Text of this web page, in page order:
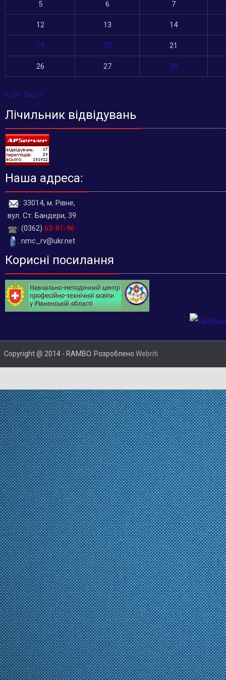
5 6 7
12 13 14
19 20 21
26 27 28
« Січ Бер »
Лічильник відвідувань
Наша адреса:
: 33014, м. Рівне,
вул. Ст. Бандери, 39
: (0362) 63-81-96
: nmc_rv@ukr.net
Корисні посилання
Copyright @ 2014 - RAMBO. Розроблено Webriti